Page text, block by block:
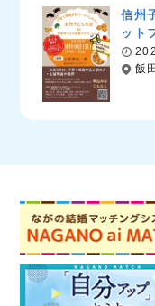
信州
ット
飯